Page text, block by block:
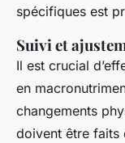
spécifiques est
Suivi et
Il est crucial
en
changements
doivent être faits